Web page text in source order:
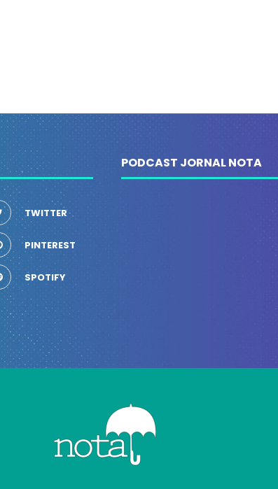
TWITTER
PINTEREST
SPOTIFY
PODCAST JORNAL NOTA